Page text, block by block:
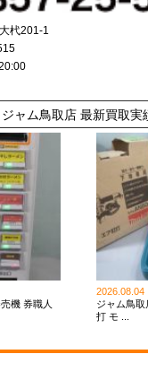
杙201-1
ジャム鳥取店 最新買取実
機 券職人
2026.08.04
ジャム鳥
打 モ ...